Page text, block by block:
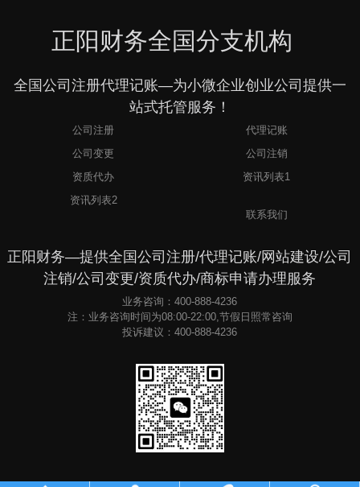
正阳财务全国分支机构
全国公司注册代理记账—为小微企业创业公司提供一
站式托管服务！
公司注册
代理记账
公司变更
公司注销
资质代办
资讯列表1
资讯列表2
联系我们
正阳财务—提供全国公司注册/代理记账/网站建设/公司
注销/公司变更/资质代办/商标申请办理服务
业务咨询：400-888-4236
注：业务咨询时间为08:00-22:00,节假日照常咨询
投诉建议：400-888-4236